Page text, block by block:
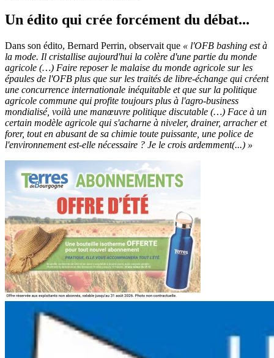
Un édito qui crée forcément du débat...
Dans son édito, Bernard Perrin, observait que « l'OFB bashing est à
la mode. Il cristallise aujourd'hui la colère d'une partie du monde
agricole (…) Faire reposer le malaise du monde agricole sur les
épaules de l'OFB plus que sur les traités de libre-échange qui créent
une concurrence internationale inéquitable et que sur la politique
agricole commune qui profite toujours plus à l'agro-business
mondialisé, voilà une manœuvre politique discutable (…) Face à un
certain modèle agricole qui s'acharne à niveler, drainer, arracher et
forer, tout en abusant de sa chimie toute puissante, une police de
l'environnement est-elle nécessaire ? Je le crois ardemment(...) »